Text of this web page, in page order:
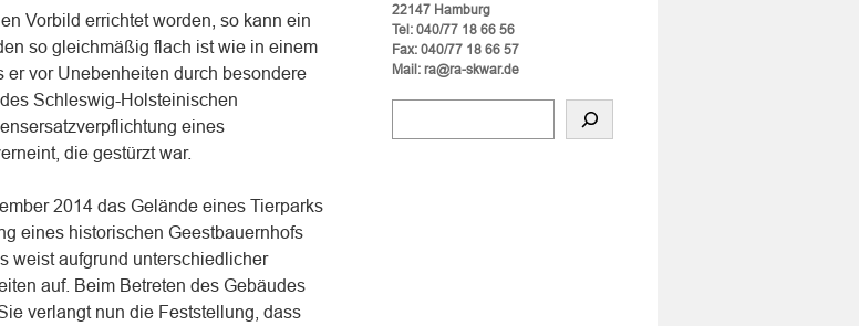
Vorbild errichtet worden, so kann ein
so gleichmäßig flach ist wie in einem
er vor Unebenheiten durch besondere
Schleswig-Holsteinischen
eines
die gestürzt war.
2014 das Gelände eines Tierparks
eines historischen Geestbauernhofs
weist aufgrund unterschiedlicher
auf. Beim Betreten des Gebäudes
verlangt nun die Feststellung, dass
22147 Hamburg
Tel: 040/77 18 66 56
Fax: 040/77 18 66 57
Mail: ra@ra-skwar.de